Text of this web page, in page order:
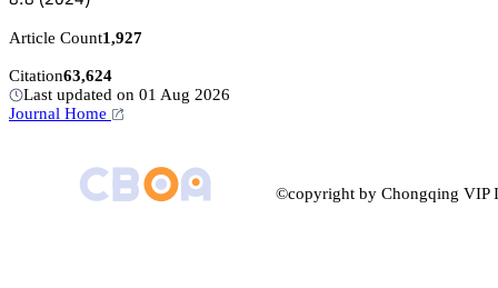
Article Count1,927
Citation63,624
Last updated on 01 Aug 2026
Journal Home
©copyright by Chongqing VIP